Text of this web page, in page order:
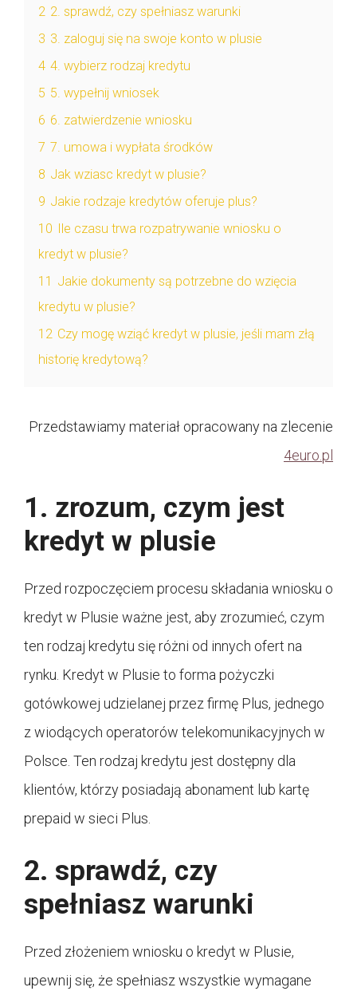
2 2. sprawdź, czy spełniasz warunki
3 3. zaloguj się na swoje konto w plusie
4 4. wybierz rodzaj kredytu
5 5. wypełnij wniosek
6 6. zatwierdzenie wniosku
7 7. umowa i wypłata środków
8 Jak wziasc kredyt w plusie?
9 Jakie rodzaje kredytów oferuje plus?
10 Ile czasu trwa rozpatrywanie wniosku o
kredyt w plusie?
11 Jakie dokumenty są potrzebne do wzięcia
kredytu w plusie?
12 Czy mogę wziąć kredyt w plusie, jeśli mam złą
historię kredytową?
Przedstawiamy materiał opracowany na zlecenie
4euro.pl
1. zrozum, czym jest
kredyt w plusie
Przed rozpoczęciem procesu składania wniosku o
kredyt w Plusie ważne jest, aby zrozumieć, czym
ten rodzaj kredytu się różni od innych ofert na
rynku. Kredyt w Plusie to forma pożyczki
gotówkowej udzielanej przez firmę Plus, jednego
z wiodących operatorów telekomunikacyjnych w
Polsce. Ten rodzaj kredytu jest dostępny dla
klientów, którzy posiadają abonament lub kartę
prepaid w sieci Plus.
2. sprawdź, czy
spełniasz warunki
Przed złożeniem wniosku o kredyt w Plusie,
upewnij się, że spełniasz wszystkie wymagane